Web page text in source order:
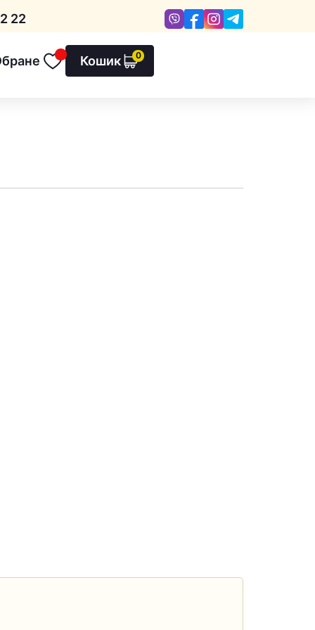
22 ViberFacebookInstagram
Кошик 0